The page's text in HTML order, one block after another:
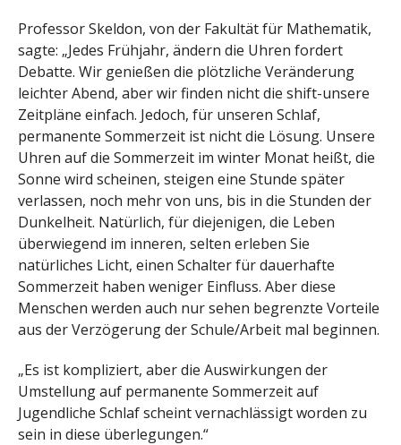
Professor Skeldon, von der Fakultät für Mathematik,
sagte: „Jedes Frühjahr, ändern die Uhren fordert
Debatte. Wir genießen die plötzliche Veränderung
leichter Abend, aber wir finden nicht die shift-unsere
Zeitpläne einfach. Jedoch, für unseren Schlaf,
permanente Sommerzeit ist nicht die Lösung. Unsere
Uhren auf die Sommerzeit im winter Monat heißt, die
Sonne wird scheinen, steigen eine Stunde später
verlassen, noch mehr von uns, bis in die Stunden der
Dunkelheit. Natürlich, für diejenigen, die Leben
überwiegend im inneren, selten erleben Sie
natürliches Licht, einen Schalter für dauerhafte
Sommerzeit haben weniger Einfluss. Aber diese
Menschen werden auch nur sehen begrenzte Vorteile
aus der Verzögerung der Schule/Arbeit mal beginnen.
„Es ist kompliziert, aber die Auswirkungen der
Umstellung auf permanente Sommerzeit auf
Jugendliche Schlaf scheint vernachlässigt worden zu
sein in diese überlegungen.“